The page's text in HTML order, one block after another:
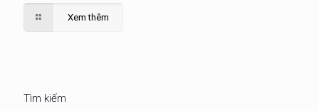
Xem thêm
Tìm kiếm